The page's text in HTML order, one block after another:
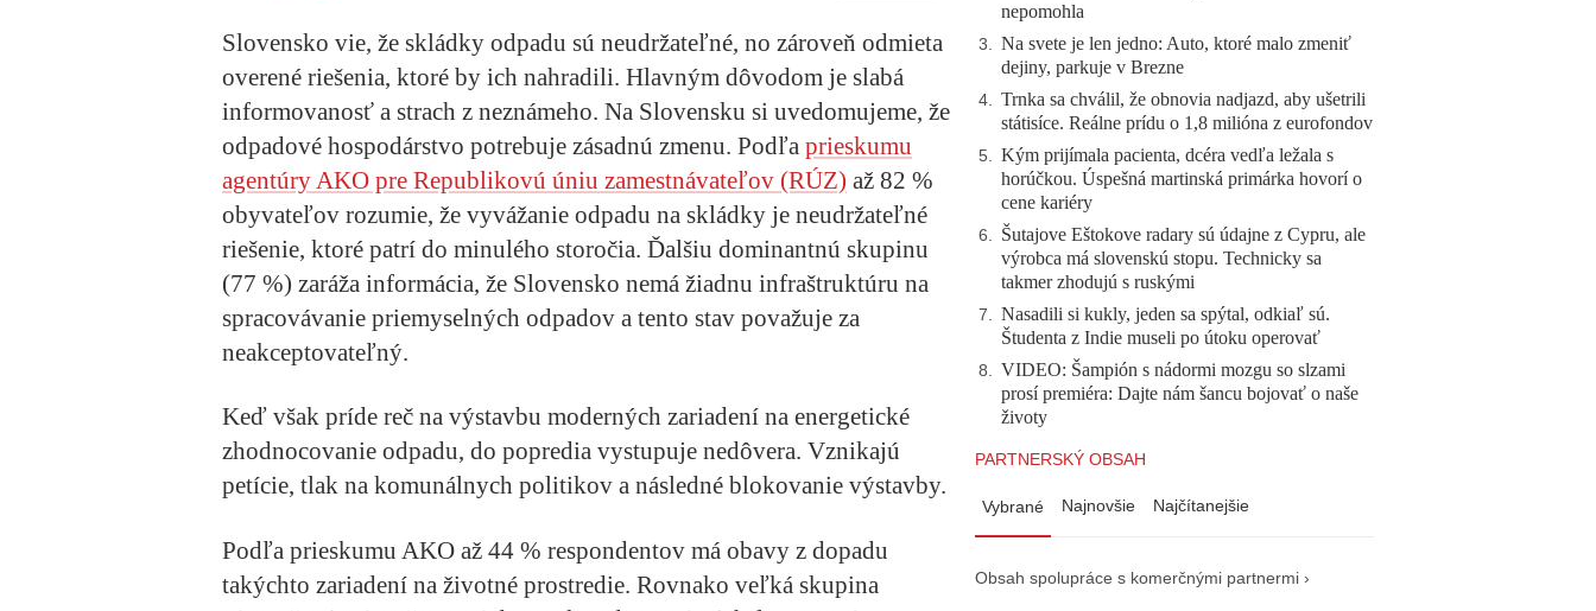
Slovensko vie, že skládky odpadu sú neudržateľné, no zároveň odmieta
overené riešenia, ktoré by ich nahradili. Hlavným dôvodom je slabá
informovanosť a strach z neznámeho. Na Slovensku si uvedomujeme, že
odpadové hospodárstvo potrebuje zásadnú zmenu. Podľa prieskumu
agentúry AKO pre Republikovú úniu zamestnávateľov (RÚZ) až 82 %
obyvateľov rozumie, že vyvážanie odpadu na skládky je neudržateľné
riešenie, ktoré patrí do minulého storočia. Ďalšiu dominantnú skupinu
(77 %) zaráža informácia, že Slovensko nemá žiadnu infraštruktúru na
spracovávanie priemyselných odpadov a tento stav považuje za
neakceptovateľný.
Keď však príde reč na výstavbu moderných zariadení na energetické
zhodnocovanie odpadu, do popredia vystupuje nedôvera. Vznikajú
petície, tlak na komunálnych politikov a následné blokovanie výstavby.
Podľa prieskumu AKO až 44 % respondentov má obavy z dopadu
takýchto zariadení na životné prostredie. Rovnako veľká skupina
nepomohla
3. Na svete je len jedno: Auto, ktoré malo zmeniť
dejiny, parkuje v Brezne
4. Trnka sa chválil, že obnovia nadjazd, aby ušetrili
státisíce. Reálne prídu o 1,8 milióna z eurofondov
5. Kým prijímala pacienta, dcéra vedľa ležala s
horúčkou. Úspešná martinská primárka hovorí o
cene kariéry
6. Šutajove Eštokove radary sú údajne z Cypru, ale
výrobca má slovenskú stopu. Technicky sa
takmer zhodujú s ruskými
7. Nasadili si kukly, jeden sa spýtal, odkiaľ sú.
Študenta z Indie museli po útoku operovať
8. VIDEO: Šampión s nádormi mozgu so slzami
prosí premiéra: Dajte nám šancu bojovať o naše
životy
PARTNERSKÝ OBSAH
Vybrané Najnovšie Najčítanejšie
Obsah spolupráce s komerčnými partnermi ›